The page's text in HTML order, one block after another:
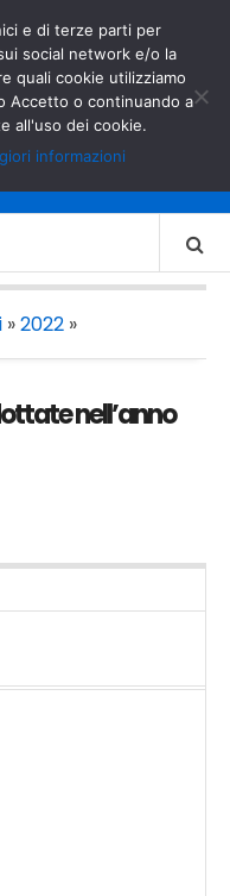
DELL’INTERNO
»2022 »
nell’anno
e di terze parti per
social network e/o la
quali cookie utilizziamo
Accetto o continuando a
all'uso dei cookie.
informazioni